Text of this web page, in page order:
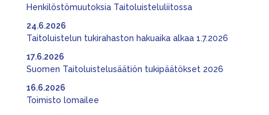
Henkilöstömuutoksia Taitoluisteluliitossa
Taitoluistelun tukirahaston hakuaika alkaa 1.7.2026
24.6.2026
Suomen Taitoluistelusäätiön tukipäätökset 2026
17.6.2026
Toimisto lomailee
16.6.2026